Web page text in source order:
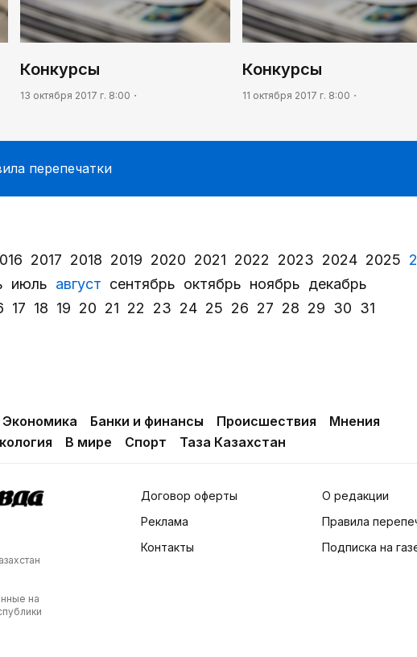
Конкурсы
13 октября 2017 г. 8:00
Конкурсы
11 октября 2017 г. 8:00
перепечатки
2017 2018 2019 2020 2021 2022 2023 2024 2025
июль август сентябрь октябрь ноябрь декабрь
17 18 19 20 21 22 23 24 25 26 27 28 29 30 31
Экономика Банки и финансы Происшествия
Мнения
В мире Спорт Таза Казахстан
Договор оферты
Реклама
Контакты
О редакции
Правила
Подписка на
на